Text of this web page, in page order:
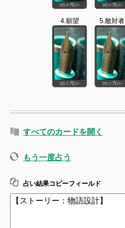
4.願望 5.敵対者
すべてのカードを開く
もう一度占う
占い結果コピーフィールド